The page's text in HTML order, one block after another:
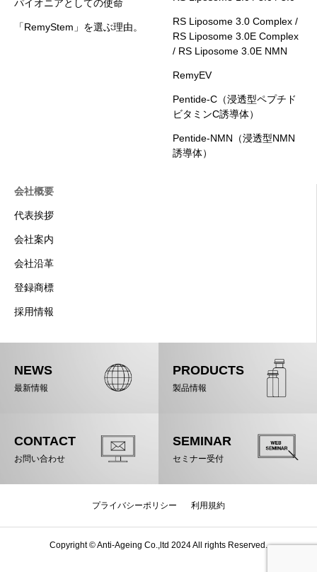
パイオニアとしての使命
「RemyStem」を選ぶ理由。
RS Liposome 3.0 Complex /
RS Liposome 3.0E Complex
/ RS Liposome 3.0E NMN
RemyEV
Pentide-C（浸透型ペプチド
ビタミンC誘導体）
Pentide-NMN（浸透型NMN
誘導体）
会社概要
代表挨拶
会社案内
会社沿革
登録商標
採用情報
NEWS
最新情報
PRODUCTS
製品情報
CONTACT
お問い合わせ
SEMINAR
セミナー受付
プライバシーポリシー 利用規約
Copyright © Anti-Ageing Co.,ltd 2024 All rights Reserved.